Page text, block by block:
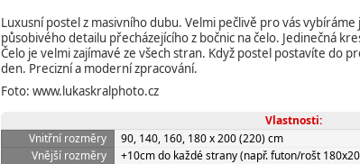
Luxusní postel z masivního dubu. Velmi pečlivě pro vás
působivého detailu přecházejícího z bočnic na čelo. Jedinečná
Čelo je velmi zajímavé ze všech stran. Když postel postavíte do
den. Precizní a moderní zpracování.
Foto: www.lukaskralphoto.cz
Vlastnosti:
Vnitřní rozměry
90, 140, 160, 180 x 200 (220) cm
Vnější rozměry
+10cm do každé strany (např. futon/rošt